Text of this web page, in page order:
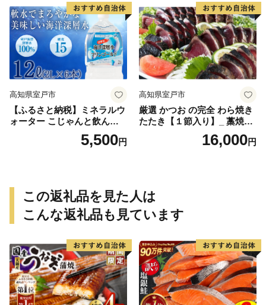
高知県室戸市
【ふるさと納税】ミネラルウ
ォーター こじゃんと飲んで
みんかよセット 2L×6本 硬度
15 水 ペットボトル マリンゴ
5,500円
高知県室戸市
厳選 かつお の完全 わら焼き
たたき【１節入り】_ 藁焼き
カツオ 鰹 高知 かつおのたた
き 正規品（ not 訳あり ）
16,000円
この返礼品を見た人は
こんな返礼品も見ています